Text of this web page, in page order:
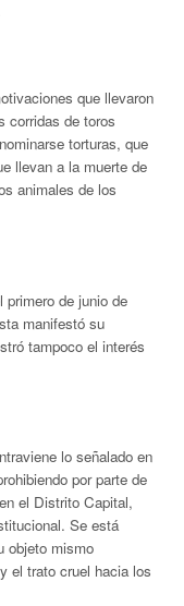
que llevaron
corridas de toros
torturas, que
llevan a la muerte de
animales de los
primero de junio de
manifestó su
tampoco el interés
lo señalado en
por parte de
el Distrito Capital,
Se está
objeto mismo
el trato cruel hacia los